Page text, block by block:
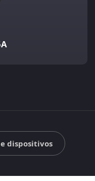
dispositivos